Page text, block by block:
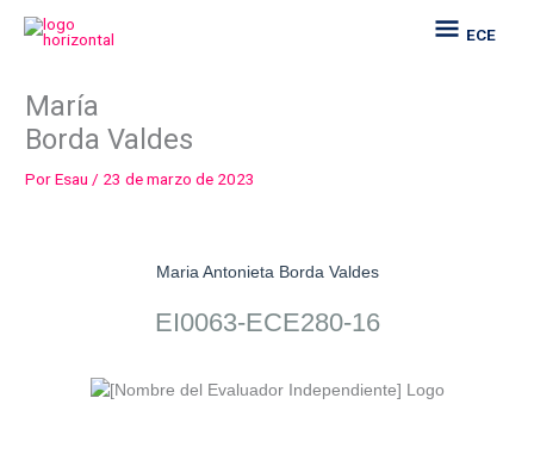
ECEECE
María
Borda Valdes
PorEsau/ 23 de marzo de 2023
Maria Antonieta Borda Valdes
EI0063-ECE280-16